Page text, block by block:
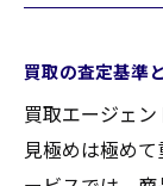
買取の査定基準
買取エージェ
見極めは極め